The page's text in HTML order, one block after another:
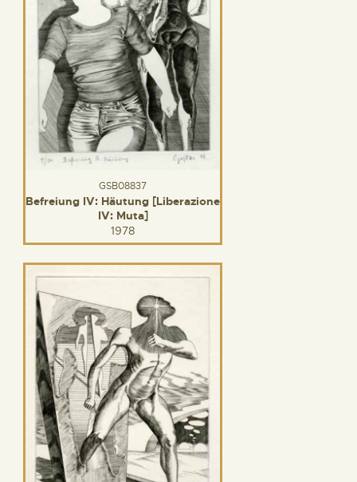
GSB08837
Befreiung IV: Häutung [Liberazione
IV: Muta]
1978